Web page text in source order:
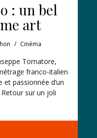
: un bel
art
Cinéma
Tornatore,
franco-italien
et passionnée d’un
sur un joli